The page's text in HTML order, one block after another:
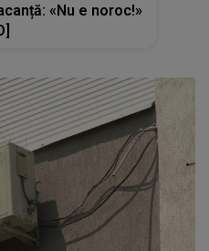
«Nu e noroc!»